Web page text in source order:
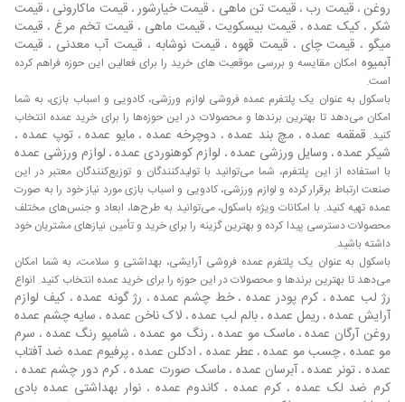
فایبرگلاس
بیشترین میزان فایبرگلاس به فروش رفته در بازار را فایبرگلاس‌های
مختلف، باعث افزایش ضریب امنیت استفاده از آن در ساختمان‌ها
و بنا‌ها شده است. در صورتی که قصد خرید انواع محصولات
فایبرگلاس را دارید و نیازمند دریافت اطلاعات درباره آن هستید با
ما همراه باشید تا با شما عزیزان همراه شده و راهنمای جامع خرید
را به شما ارائه دهیم. از نظر شکل ظاهری می‌توان گفت که
فایبرگلاس‌ها در دو نوع ورقه‌ای و صاف وجود دارند. ورقه‌ای و
صاف بودن فایبرگلاس به دلیل سطح صاف آن است ولی ورقه‌ای و
صاف بودن آن به خاطر هسته‌ای است که در ساختار آن به کار رفته
است. در هر دو شکل یاد شده فایبرگلاس با توجه به نوع کاربرد و
هسته به کار رفته و در واقع هر چه این هسته ریزتر و فشرده‌تر
باشد میزان استحکام و مقاومت آن نیز بالاتر است. علاوه بر هسته
در فایبرگلاس‌ها از الیاف شیشه و یا الیاف پروپیلن نیز به صورت
مستقیم در ترکیب آن استفاده شده که در نتیجه مقاومت و
استحکام فایبرگلاس در برابر عوامل خارجی از جمله اشعه خورشید
و دیگر موارد افزایش می یابد. برای اطلاع از آخرین قیمت روز و
روغن، قیمت رب ، قیمت تن ماهی ، قیمت خیارشور، قیمت ماکارونی ، قیمت
شکر ، کیک عمده ، قیمت بیسکویت ، قیمت ماهی، قیمت تخم مرغ، قیمت
میگو ، قیمت چای، قیمت قهوه ، قیمت نوشابه ، قیمت آب معدنی، قیمت
آبمیوه امکان مقایسه و بررسی موقعیت های خرید را برای فعالین این حوزه فراهم کرده
است.
باسکول به عنوان یک پلتفرم عمده فروشی لوازم ورزشی، کادویی و اسباب بازی، به شما
امکان می‌دهد تا بهترین برندها و محصولات در این حوزه‌ها را برای خرید عمده انتخاب
کنید. قمقمه عمده، مچ بند عمده، دوچرخه عمده ،مایو عمده، توپ عمده ،
شیکر عمده، وسایل ورزشی عمده، لوازم کوهنوردی عمده ، لوازم ورزشی عمده
با استفاده از این پلتفرم، شما می‌توانید با تولیدکنندگان و توزیع‌کنندگان معتبر در این
صنعت ارتباط برقرار کرده و لوازم ورزشی، کادویی و اسباب بازی مورد نیاز خود را به صورت
عمده تهیه کنید. با امکانات ویژه باسکول، می‌توانید به طرح‌ها، ابعاد و جنس‌های مختلف
محصولات دسترسی پیدا کرده و بهترین گزینه را برای خرید و تأمین نیازهای مشتریان خود
داشته باشید.
باسکول به عنوان یک پلتفرم عمده فروشی آرایشی، بهداشتی و سلامت، به شما امکان
می‌دهد تا بهترین برندها و محصولات در این حوزه را برای خرید عمده انتخاب کنید. انواع
رژ لب عمده، کرم پودر عمده ،خط چشم عمده، رژ گونه عمده، کیف لوازم
آرایش عمده، ریمل عمده ، بالم لب عمده، لاک ناخن عمده ، سایه چشم عمده
روغن آرگان عمده،ماسک مو عمده ، رنگ مو عمده ، شامپو رنگ عمده، سرم
مو عمده ،چسب مو عمده ، عطر عمده ، ادکلن عمده ،پرفیوم عمده ضد آفتاب
عمده ،تونر عمده، آبرسان عمده ،ماسک صورت عمده، کرم دور چشم عمده ،
کرم ضد لک عمده ، کرم عمده ، کاندوم عمده، نوار بهداشتی عمده بادی